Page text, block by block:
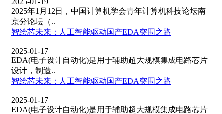
2025-01-19
2025年1月12日，中国计算机学会青年计算机科技论坛南
京分论坛（...
智绘芯未来：人工智能驱动国产EDA突围之路
2025-01-17
EDA(电子设计自动化)是用于辅助超大规模集成电路芯片
设计，制造...
智绘芯未来：人工智能驱动国产EDA突围之路
2025-01-17
EDA(电子设计自动化)是用于辅助超大规模集成电路芯片